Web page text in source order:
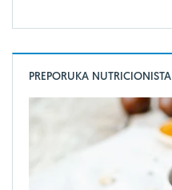
PREPORUKA NUTRICIONISTA